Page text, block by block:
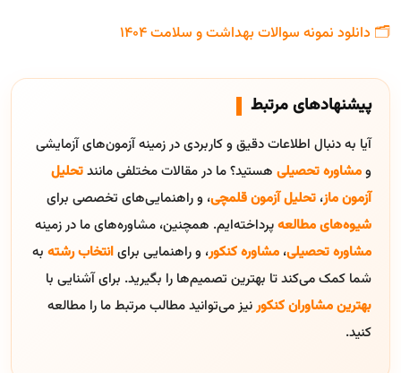
🗂️ دانلود نمونه سوالات بهداشت و سلامت 1404
پیشنهادهای مرتبط
آیا به دنبال اطلاعات دقیق و کاربردی در زمینه آزمون‌های آزمایشی
ومشاوره تحصیلی هستید؟ ما در مقالات مختلفی مانندتحلیل
آزمون ماز، تحلیل آزمون قلمچی، و راهنمایی‌های تخصصی برای
شیوه‌های مطالعهپرداخته‌ایم. همچنین، مشاوره‌های ما در زمینه
مشاوره تحصیلی، مشاوره کنکور، و راهنمایی برایانتخاب رشته به
شما کمک می‌کند تا بهترین تصمیم‌ها را بگیرید. برای آشنایی با
بهترین مشاوران کنکورنیز می‌توانید مطالب مرتبط ما را مطالعه
کنید.